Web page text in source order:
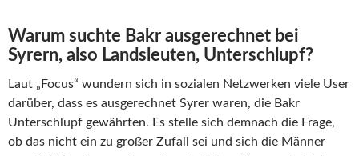
Warum suchte Bakr ausgerechnet bei
Syrern, also Landsleuten, Unterschlupf?
Laut „Focus“ wundern sich in sozialen Netzwerken viele User
darüber, dass es ausgerechnet Syrer waren, die Bakr
Unterschlupf gewährten. Es stelle sich demnach die Frage,
ob das nicht ein zu großer Zufall sei und sich die Männer